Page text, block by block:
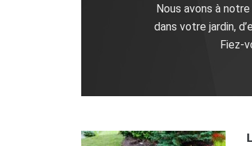
Nous avons à
dans votre jardin,
Fiez-